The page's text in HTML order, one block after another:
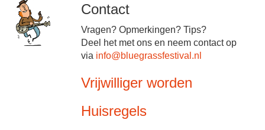
Contact
Vragen? Opmerkingen? Tips?
Deel het met ons en neem contact op
via info@bluegrassfestival.nl
Vrijwilliger worden
Huisregels